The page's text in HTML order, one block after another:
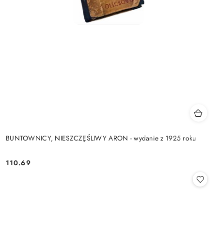
BUNTOWNICY, NIESZCZĘŚLIWY ARON - wydanie z 1925 roku
Cena:
110.69